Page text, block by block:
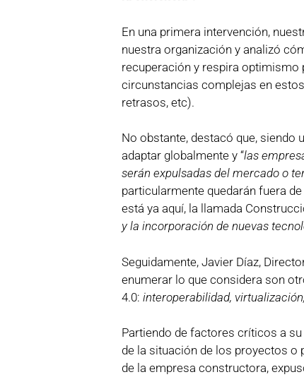
En una primera intervención,
nuestra organización y analizó
recuperación y respira optimismo
circunstancias complejas en
retrasos, etc).
No obstante, destacó que, siendo
adaptar globalmente y “las
serán expulsadas del mercado o
particularmente quedarán fuera
está ya aquí, la llamada
y la incorporación de nuevas
Seguidamente, Javier Díaz,
enumerar lo que considera son
4.0: interoperabilidad,
Partiendo de factores críticos a
de la situación de los proyectos o
de la empresa constructora,